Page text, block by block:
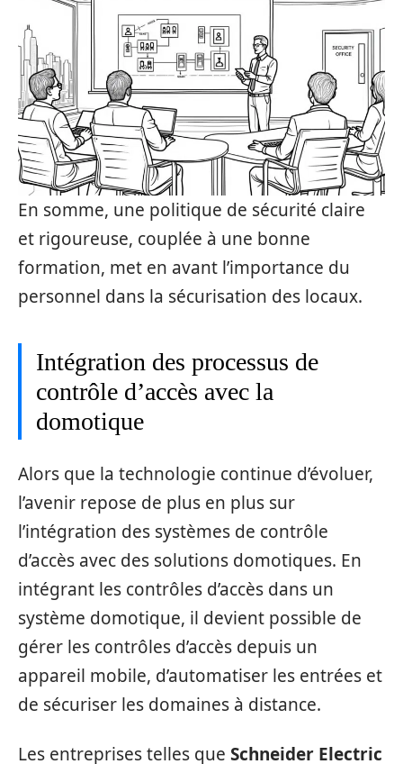
En somme, une politique de sécurité claire
et rigoureuse, couplée à une bonne
formation, met en avant l’importance du
personnel dans la sécurisation des locaux.
Intégration des processus de
contrôle d’accès avec la
domotique
Alors que la technologie continue d’évoluer,
l’avenir repose de plus en plus sur
l’intégration des systèmes de contrôle
d’accès avec des solutions domotiques. En
intégrant les contrôles d’accès dans un
système domotique, il devient possible de
gérer les contrôles d’accès depuis un
appareil mobile, d’automatiser les entrées et
de sécuriser les domaines à distance.
Les entreprises telles que Schneider Electric